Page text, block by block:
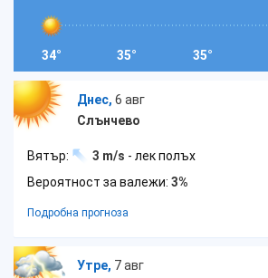
34° 35° 35°
Днес, 6 авг
Слънчево
Вятър: 3 m/s - лек полъх
Вероятност за валежи: 3%
Подробна прогноза
Утре, 7 авг